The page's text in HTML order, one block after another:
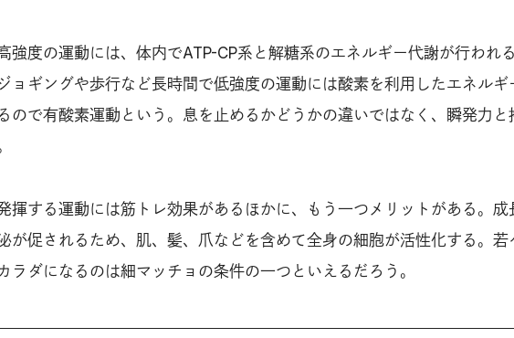
強度の運動には、体内でATP-CP系と解糖系のエネルギー代謝が行われ
ョギングや歩行など長時間で低強度の運動には酸素を利用したエネルギ
ので有酸素運動という。息を止めるかどうかの違いではなく、瞬発力と
揮する運動には筋トレ効果があるほかに、もう一つメリットがある。成
が促されるため、肌、髪、爪などを含めて全身の細胞が活性化する。若
ラダになるのは細マッチョの条件の一つといえるだろう。